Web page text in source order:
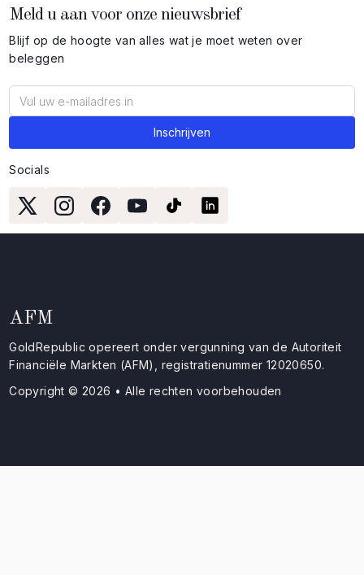
Meld u aan voor onze nieuwsbrief
Blijf op de hoogte van alles wat je moet weten over
beleggen
Socials
AFM
GoldRepublic opereert onder vergunning van de Autoriteit
Financiële Markten (AFM), registratienummer 12020650.
Copyright © 2026 • Alle rechten voorbehouden